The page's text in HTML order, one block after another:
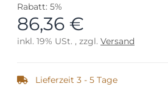
Rabatt: 5%
86,36 €
inkl. 19% USt. , zzgl. Versand
Lieferzeit 3 - 5 Tage